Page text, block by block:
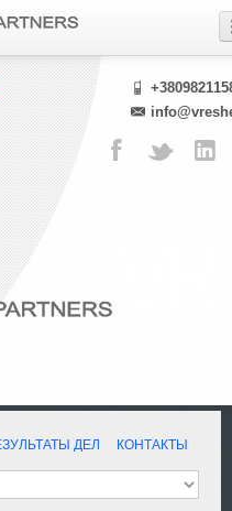
ДЕЛ КОНТАКТЫ